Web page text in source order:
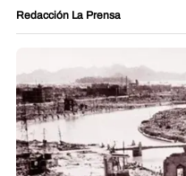
Redacción La Prensa